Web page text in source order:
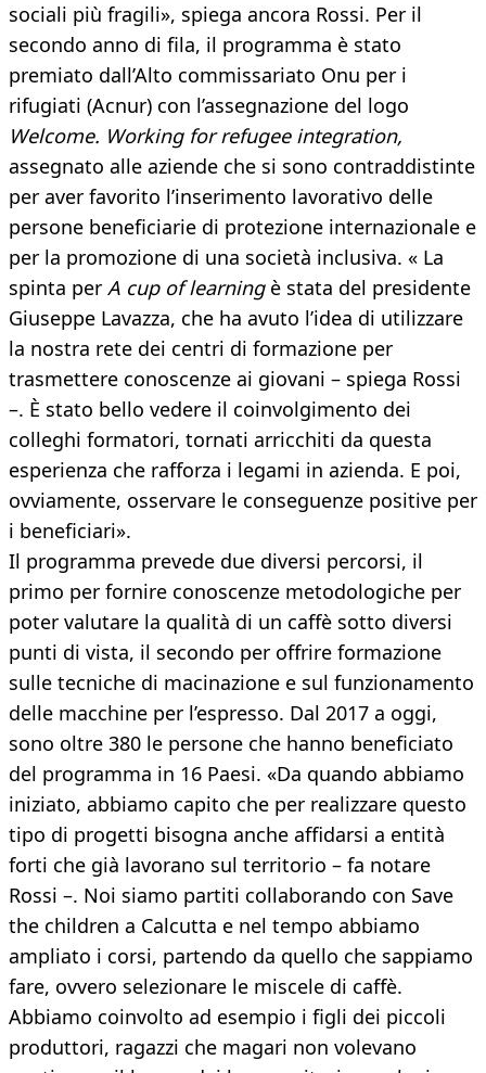
sociali più fragili», spiega ancora Rossi. Per il
secondo anno di fila, il programma è stato
premiato dall’Alto commissariato Onu per i
rifugiati (Acnur) con l’assegnazione del logo
Welcome. Working for refugee integration,
assegnato alle aziende che si sono contraddistinte
per aver favorito l’inserimento lavorativo delle
persone beneficiarie di protezione internazionale e
per la promozione di una società inclusiva. « La
spinta per A cup of learningè stata del presidente
Giuseppe Lavazza, che ha avuto l’idea di utilizzare
la nostra rete dei centri di formazione per
trasmettere conoscenze ai giovani – spiega Rossi
–. È stato bello vedere il coinvolgimento dei
colleghi formatori, tornati arricchiti da questa
esperienza che rafforza i legami in azienda. E poi,
ovviamente, osservare le conseguenze positive per
i beneficiari».
Il programma prevede due diversi percorsi, il
primo per fornire conoscenze metodologiche per
poter valutare la qualità di un caffè sotto diversi
punti di vista, il secondo per offrire formazione
sulle tecniche di macinazione e sul funzionamento
delle macchine per l’espresso. Dal 2017 a oggi,
sono oltre 380 le persone che hanno beneficiato
del programma in 16 Paesi. «Da quando abbiamo
iniziato, abbiamo capito che per realizzare questo
tipo di progetti bisogna anche affidarsi a entità
forti che già lavorano sul territorio – fa notare
Rossi –. Noi siamo partiti collaborando con Save
the children a Calcutta e nel tempo abbiamo
ampliato i corsi, partendo da quello che sappiamo
fare, ovvero selezionare le miscele di caffè.
Abbiamo coinvolto ad esempio i figli dei piccoli
produttori, ragazzi che magari non volevano